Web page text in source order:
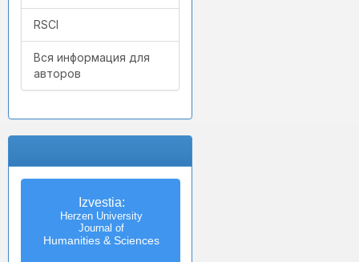
RSCI
Вся информация для
авторов
Izvestia:
Herzen University
Journal of
Humanities & Sciences